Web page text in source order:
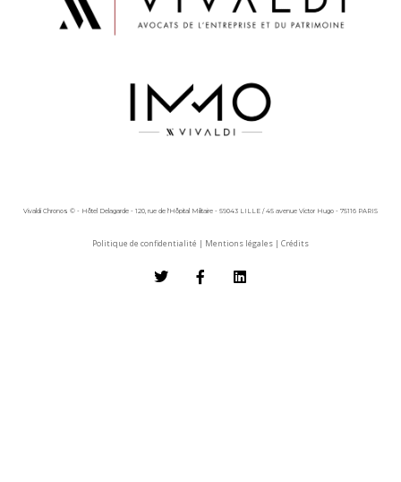
Vivaldi Chronos © - Hôtel Delagarde - 120, rue de l'Hôpital Militaire - 59043 LILLE / 45 avenue Victor Hugo - 75116 PARIS
Politique de confidentialité | Mentions légales | Crédits